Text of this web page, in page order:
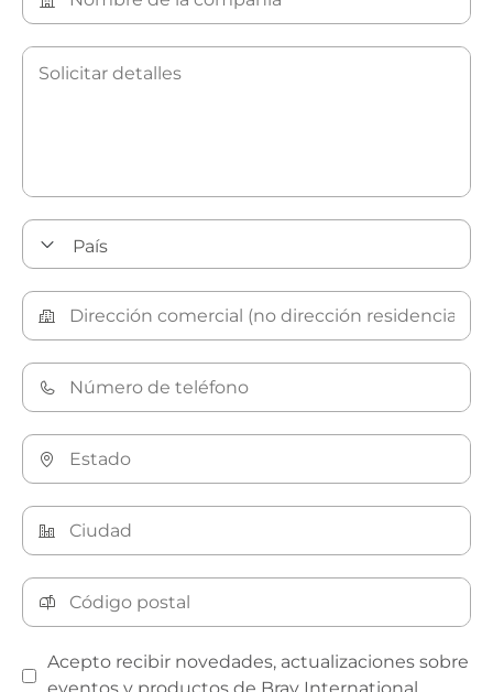
Acepto recibir novedades, actualizaciones sobre